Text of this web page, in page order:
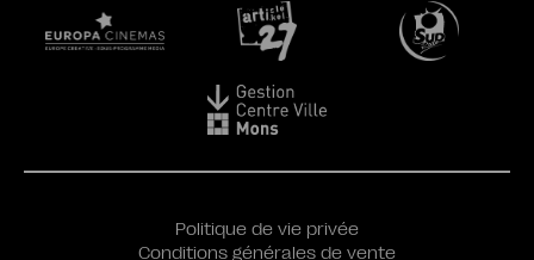
Politique de vie privée
Conditions générales de vente